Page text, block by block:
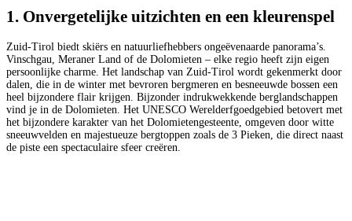
1. Onvergetelijke uitzichten en een kleurenspel
Zuid-Tirol biedt skiërs en natuurliefhebbers ongeëvenaarde panorama’s.
Vinschgau, Meraner Land of de Dolomieten – elke regio heeft zijn eigen
persoonlijke charme. Het landschap van Zuid-Tirol wordt gekenmerkt door
dalen, die in de winter met bevroren bergmeren en besneeuwde bossen een
heel bijzondere flair krijgen. Bijzonder indrukwekkende berglandschappen
vind je in de Dolomieten. Het UNESCO Werelderfgoedgebied betovert met
het bijzondere karakter van het Dolomietengesteente, omgeven door witte
sneeuwvelden en majestueuze bergtoppen zoals de 3 Pieken, die direct naast
de piste een spectaculaire sfeer creëren.